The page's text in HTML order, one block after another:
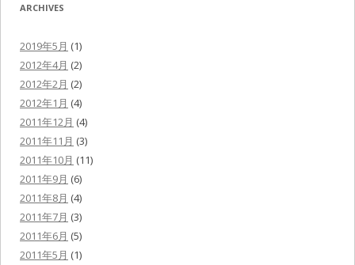
ARCHIVES
2019年5月 (1)
2012年4月 (2)
2012年2月 (2)
2012年1月 (4)
2011年12月 (4)
2011年11月 (3)
2011年10月 (11)
2011年9月 (6)
2011年8月 (4)
2011年7月 (3)
2011年6月 (5)
2011年5月 (1)